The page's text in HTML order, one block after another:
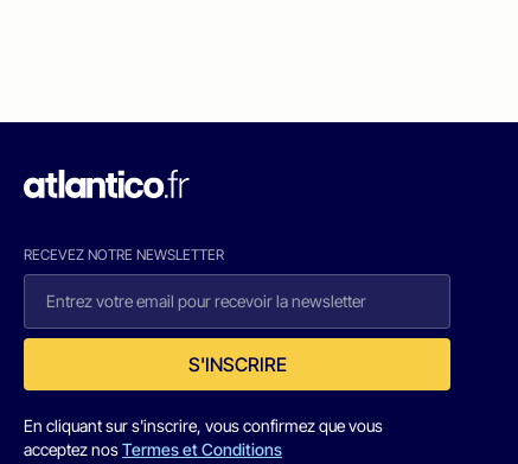
RECEVEZ NOTRE NEWSLETTER
S'INSCRIRE
En cliquant sur s'inscrire, vous confirmez que vous
acceptez nosTermes et Conditions